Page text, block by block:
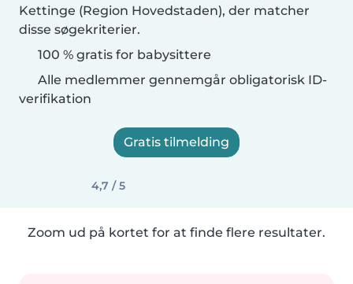
Kettinge (Region Hovedstaden), der matcher
disse søgekriterier.
100 % gratis for babysittere
Alle medlemmer gennemgår obligatorisk ID-
verifikation
Gratis tilmelding
4,7 / 5
Zoom ud på kortet for at finde flere resultater.